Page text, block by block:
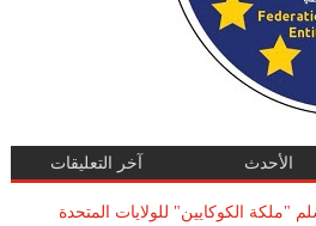
الأحدث آخر التعليقات
"ملكة الكوكايين" للولايات المتحدة